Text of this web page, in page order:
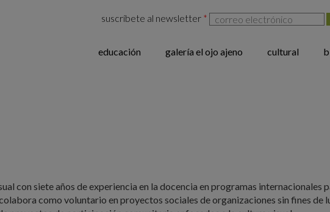
suscríbete al newsletter *
educación galería el ojo ajeno cultural
con siete años de experiencia en la docencia en programas internacionales
como voluntario en proyectos sociales de organizaciones sin fines de